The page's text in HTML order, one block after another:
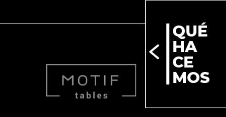
QUÉ
HA
CE
MOS
Para profesionales
PLV